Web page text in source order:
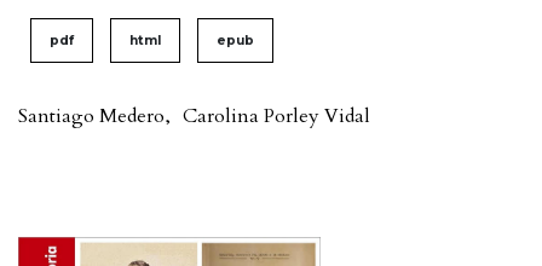
pdf html epub
Santiago Medero, Carolina Porley Vidal